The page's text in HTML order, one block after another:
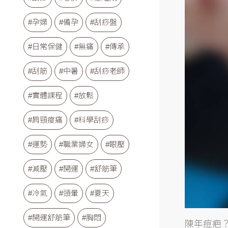
#孕婦 #備孕 #刮痧盤
#日常保健 #無痛 #傳承
#刮筋 #中暑 #刮痧老師
#實體課程 #放鬆
#肩頸痠痛 #科學刮痧
#運勢 #職業婦女 #眼壓
#減壓 #開運 #舒筋筆
#冷氣 #頭暈 #夏天
#開運舒筋筆 #胸悶
陳年痘疤